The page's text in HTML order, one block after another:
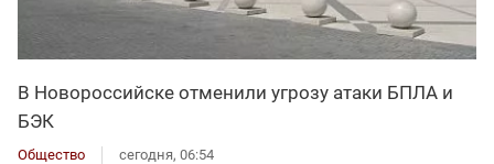
В Новороссийске отменили угрозу атаки БПЛА и
БЭК
Общество сегодня, 06:54